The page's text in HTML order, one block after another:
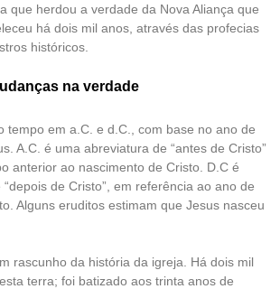
que herdou a verdade da Nova Aliança que
há dois mil anos, através das profecias
históricos.
na verdade
tempo em a.C. e d.C., com base no ano de
A.C. é uma abreviatura de “antes de Cristo”
anterior ao nascimento de Cristo. D.C é
de Cristo”, em referência ao ano de
Alguns eruditos estimam que Jesus nasceu
rascunho da história da igreja. Há dois mil
terra; foi batizado aos trinta anos de